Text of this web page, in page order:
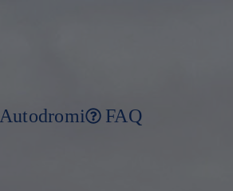
Autodromi FAQ